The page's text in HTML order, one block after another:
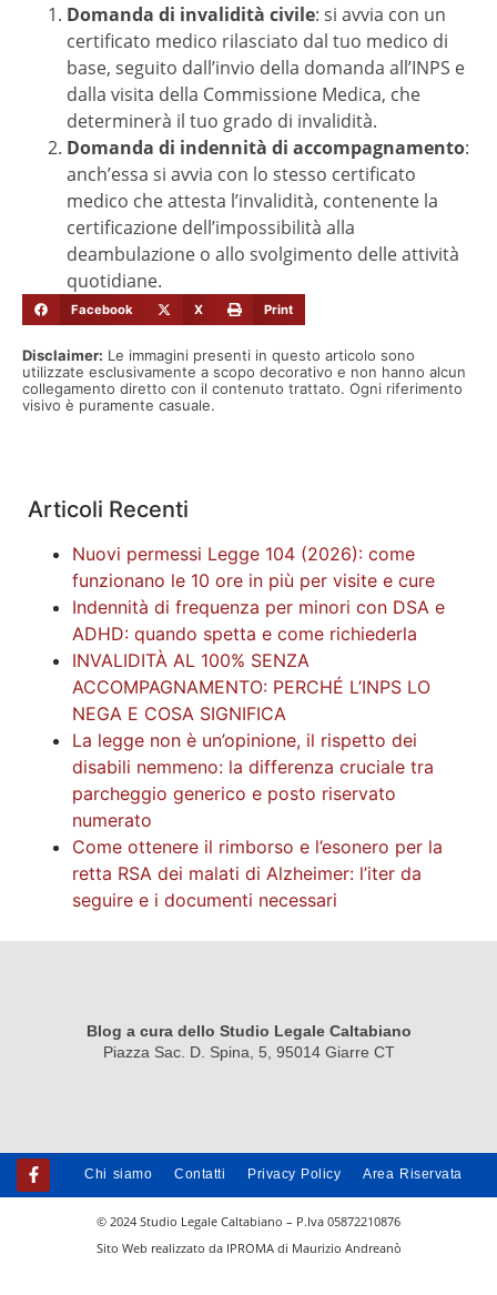
Domanda di invalidità civile: si avvia con un
certificato medico rilasciato dal tuo medico di
base, seguito dall’invio della domanda all’INPS e
dalla visita della Commissione Medica, che
determinerà il tuo grado di invalidità.
Domanda di indennità di accompagnamento:
anch’essa si avvia con lo stesso certificato
medico che attesta l’invalidità, contenente la
certificazione dell’impossibilità alla
deambulazione o allo svolgimento delle attività
quotidiane.
Facebook X Print
Disclaimer: Le immagini presenti in questo articolo sono
utilizzate esclusivamente a scopo decorativo e non hanno alcun
collegamento diretto con il contenuto trattato. Ogni riferimento
visivo è puramente casuale.
Articoli Recenti
Nuovi permessi Legge 104 (2026): come
funzionano le 10 ore in più per visite e cure
Indennità di frequenza per minori con DSA e
ADHD: quando spetta e come richiederla
INVALIDITÀ AL 100% SENZA
ACCOMPAGNAMENTO: PERCHÉ L’INPS LO
NEGA E COSA SIGNIFICA
La legge non è un’opinione, il rispetto dei
disabili nemmeno: la differenza cruciale tra
parcheggio generico e posto riservato
numerato
Come ottenere il rimborso e l’esonero per la
retta RSA dei malati di Alzheimer: l’iter da
seguire e i documenti necessari
Blog a cura dello Studio Legale Caltabiano
Piazza Sac. D. Spina, 5, 95014 Giarre CT
Chi siamo Contatti Privacy Policy Area Riservata
© 2024 Studio Legale Caltabiano – P.Iva 05872210876
Sito Web realizzato da IPROMA di Maurizio Andreanò